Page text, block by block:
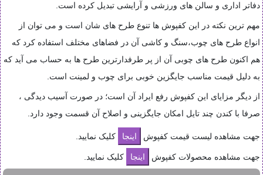
دفاتر اداری و سالن های ورزشی و آرایشی تبدیل کرده است.
مهم ترین نکته در این کفپوش ها تنوع طرح های شان است و می توان از
انواع طرح های چوب،سنگ و کاشی آن در فضاهای مختلف استفاده کرد که
هم اکنون طرح های چوبی آن از پر طرفدارترین طرح ها به حساب می آید که
به دلیل قیمت مناسب جایگزین خوبی برای چوب و لمینت است
از دیگر مزایای این کفپوش رفع ایراد آن است؛ در صورت آسیب دیدگی ،
صرفا با کندن چند تایل امکان جایگزینی و اصلاح آن قسمت وجود دارد
جهت مشاهده لیست قیمت کفپوش کلیک نمایید.
جهت مشاهده محصولات کفپوش کلیک نمایید.